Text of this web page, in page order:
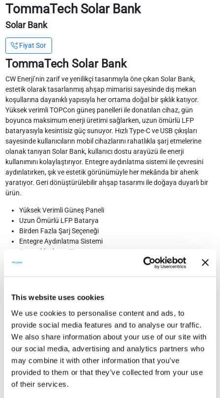
This website uses cookies
We use cookies to personalise content and ads, to
provide social media features and to analyse our traffic.
We also share information about your use of our site with
our social media, advertising and analytics partners who
may combine it with other information that you’ve
provided to them or that they’ve collected from your use
of their services.
TommaTech Solar Bank
Solar Bank
Fiyat Sor
TommaTech Solar Bank
CW Enerji’nin zarif ve yenilikçi tasarımıyla öne çıkan Solar Bank,
estetik olarak tasarlanmış ahşap mimarisi sayesinde dış mekan
koşullarına dayanıklı yapısıyla her ortama doğal bir şıklık katıyor.
Yüksek verimli TOPCon güneş panelleri ile donatılan cihaz, gün
boyunca maksimum enerji üretimi sağlarken, uzun ömürlü LFP
bataryasıyla kesintisiz güç sunuyor. Hızlı Type-C ve USB çıkışları
sayesinde kullanıcıların mobil cihazlarını rahatlıkla şarj etmelerine
olanak tanıyan Solar Bank, kullanıcı dostu arayüzü ile enerji
kullanımını kolaylaştırıyor. Entegre aydınlatma sistemi ile çevresini
aydınlatırken, şık ve estetik görünümüyle her mekânda bir ahenk
yaratıyor. Geri dönüştürülebilir ahşap tasarımı ile doğaya duyarlı bir
ürün.
Yüksek Verimli Güneş Paneli
Uzun Ömürlü LFP Batarya
Birden Fazla Şarj Seçeneği
Entegre Aydınlatma Sistemi
Dayanıklı Ahşap Tasarım
Teknik Dokümanlar